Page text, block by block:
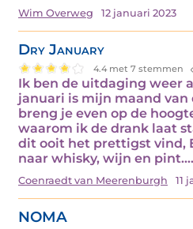
Wim Overweg 12 januari 2023
Dry January
4.4 met 7 stemmen
Ik ben de uitdaging weer
januari is mijn maand van
breng je even op de
waarom ik de drank laat
dit ooit het prettigst vind,
naar whisky, wijn en pint.…
Coenraedt van Meerenburgh 11
NOMA